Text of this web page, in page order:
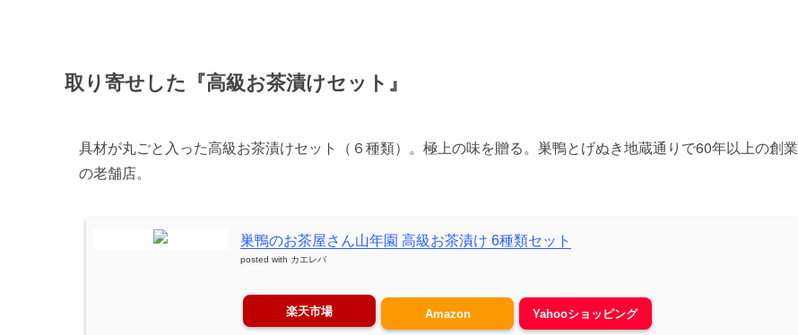
取り寄せした『高級お茶漬けセット』
具材が丸ごと入った高級お茶漬けセット（６種類）。極上の味を贈る。巣鴨とげぬき地蔵通りで60年以上の創業
の老舗店。
巣鴨のお茶屋さん山年園 高級お茶漬け 6種類セット
posted with カエレバ
楽天市場 Amazon Yahooショッピング